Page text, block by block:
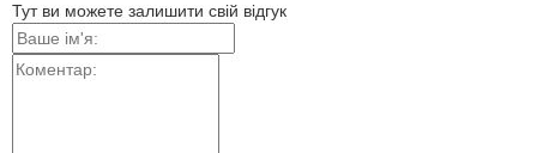
Тут ви можете залишити свій відгук